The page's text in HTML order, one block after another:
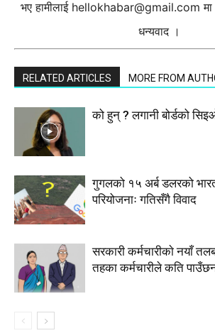
भए हामीलाई hellokhabar@gmail.com
धन्यवाद ।
RELATED ARTICLES MORE FROM
को हुन् ? लगानी बोर्डको
गुगलको १५ अर्ब डलरको
परियोजनाः गतिसँगै विवाद
सरकारी कर्मचारीकाे नयाँ
तहका कर्मचारीले कति